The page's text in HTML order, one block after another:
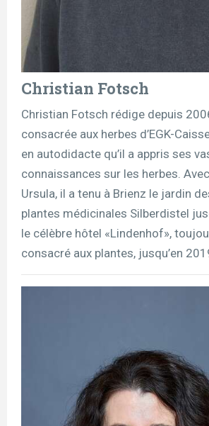
Christian Fotsch
Christian Fotsch rédige depuis
consacrée aux herbes d’EGK-
en autodidacte qu’il a appris ses
connaissances sur les herbes.
Ursula, il a tenu à Brienz le jardin
plantes médicinales Silberdistel
le célèbre hôtel «Lindenhof»,
consacré aux plantes, jusqu’en